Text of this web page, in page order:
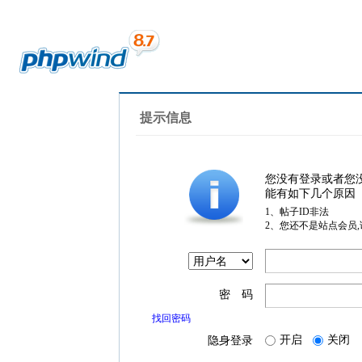
提示信息
您没有登录或者您
能有如下几个原因
1、帖子ID非法
2、您还不是站点会员
密 码
找回密码
隐身登录 开启 关闭